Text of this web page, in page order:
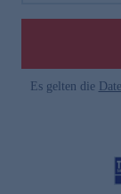
Es gelten die